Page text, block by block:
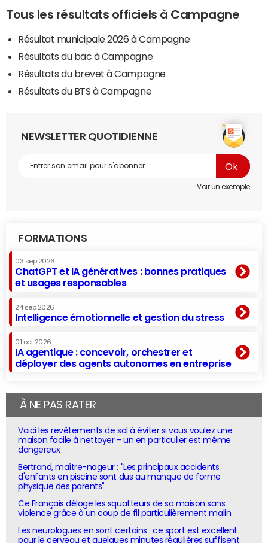
Tous les résultats officiels à Campagne
Résultat municipale 2026 à Campagne
Résultats du bac à Campagne
Résultats du brevet à Campagne
Résultats du BTS à Campagne
NEWSLETTER QUOTIDIENNE
Voir un exemple
FORMATIONS
03 sep 2026
ChatGPT et IA génératives : bonnes pratiques
et usages responsables
24 sep 2026
Intelligence émotionnelle et gestion du stress
01 oct 2026
IA agentique : concevoir, orchestrer et
déployer des agents autonomes en entreprise
À NE PAS RATER
Voici les revêtements de sol à éviter si vous voulez une
maison facile à nettoyer - un en particulier est même
dangereux
Bertrand, maître-nageur : "Les principaux accidents
d'enfants en piscine sont dus au manque de forme
physique des parents"
Ce Français déloge les squatteurs de sa maison sans
violence grâce à un coup de fil particulièrement malin
Les neurologues en sont certains : ce sport est excellent
pour le cerveau et quelques minutes régulières suffisent